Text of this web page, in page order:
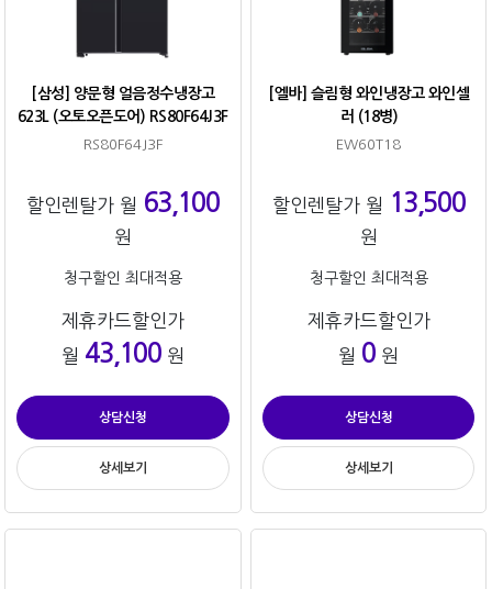
[삼성] 양문형 얼음정수냉장고
623L (오토오픈도어) RS80F64J3F
RS80F64J3F
할인렌탈가 월 63,100
원
청구할인 최대적용
제휴카드할인가
월 43,100원
상담신청
상세보기
[엘바] 슬림형 와인냉장고 와인셀
러 (18병)
EW60T18
할인렌탈가 월 13,500
원
청구할인 최대적용
제휴카드할인가
월 0 원
상담신청
상세보기